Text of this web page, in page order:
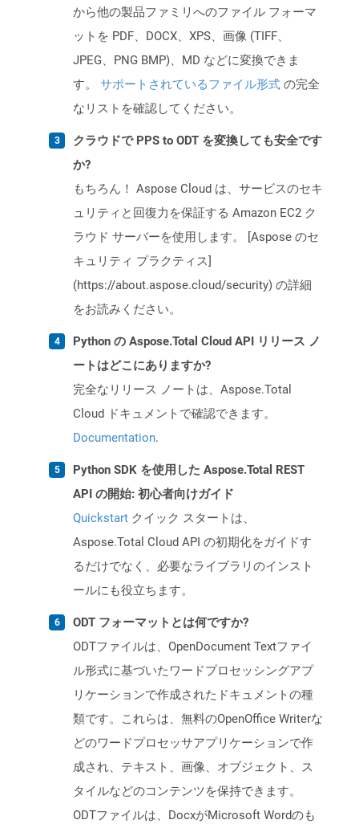
から他の製品ファミリへのファイル フォーマ
ットを PDF、DOCX、XPS、画像 (TIFF、
JPEG、PNG BMP)、MD などに変換できま
す。 サポートされているファイル形式 の完全
なリストを確認してください。
クラウドで PPS to ODT を変換しても安全です
か?
もちろん！ Aspose Cloud は、サービスのセキ
ュリティと回復力を保証する Amazon EC2 ク
ラウド サーバーを使用します。 [Aspose のセ
キュリティ プラクティス]
(https://about.aspose.cloud/security) の詳細
をお読みください。
Python の Aspose.Total Cloud API リリース ノ
ートはどこにありますか?
完全なリリース ノートは、Aspose.Total
Cloud ドキュメントで確認できます。
Documentation.
Python SDK を使用した Aspose.Total REST
API の開始: 初心者向けガイド
Quickstart クイック スタートは、
Aspose.Total Cloud API の初期化をガイドす
るだけでなく、必要なライブラリのインスト
ールにも役立ちます。
ODT フォーマットとは何ですか?
ODTファイルは、OpenDocument Textファイ
ル形式に基づいたワードプロセッシングアプ
リケーションで作成されたドキュメントの種
類です。これらは、無料のOpenOffice Writerな
どのワードプロセッサアプリケーションで作
成され、テキスト、画像、オブジェクト、ス
タイルなどのコンテンツを保持できます。
ODTファイルは、DocxがMicrosoft Wordのも